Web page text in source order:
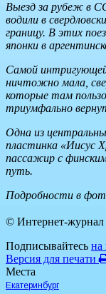
Выезд за рубеж в
водили в
границу. В этих
японки в
Самой
ничтожно мала,
которые там
триумфально
Одна из
пластинка «Иисус
пассажир с
путь.
Подробности в
© Интернет-журнал
Подписывайтесь на
Версия для печати
Места
Екатеринбург